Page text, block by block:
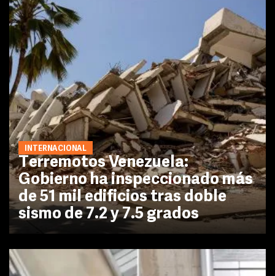
INTERNACIONAL
Terremotos Venezuela:
Gobierno ha inspeccionado más
de 51 mil edificios tras doble
sismo de 7.2 y 7.5 grados